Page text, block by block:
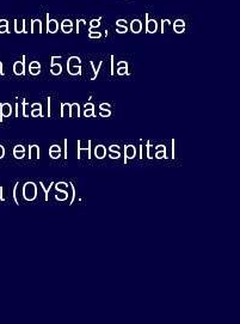
sobre
5G y la
más
el Hospital